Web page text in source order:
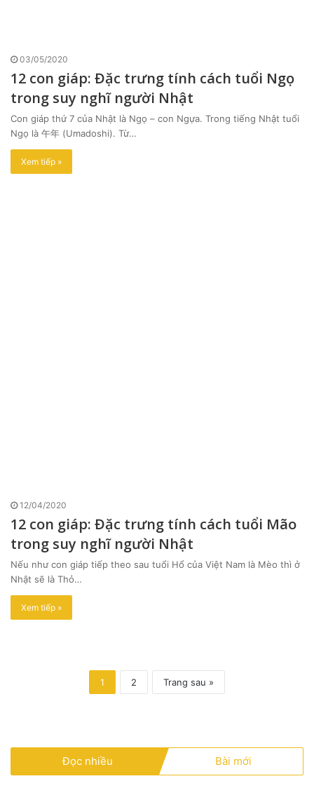
03/05/2020
12 con giáp: Đặc trưng tính cách tuổi Ngọ
trong suy nghĩ người Nhật
Con giáp thứ 7 của Nhật là Ngọ – con Ngựa. Trong tiếng Nhật tuổi
Ngọ là 午年 (Umadoshi). Từ…
Xem tiếp »
12/04/2020
12 con giáp: Đặc trưng tính cách tuổi Mão
trong suy nghĩ người Nhật
Nếu như con giáp tiếp theo sau tuổi Hổ của Việt Nam là Mèo thì ở
Nhật sẽ là Thỏ…
Xem tiếp »
1 2 Trang sau »
Đọc nhiều Bài mới